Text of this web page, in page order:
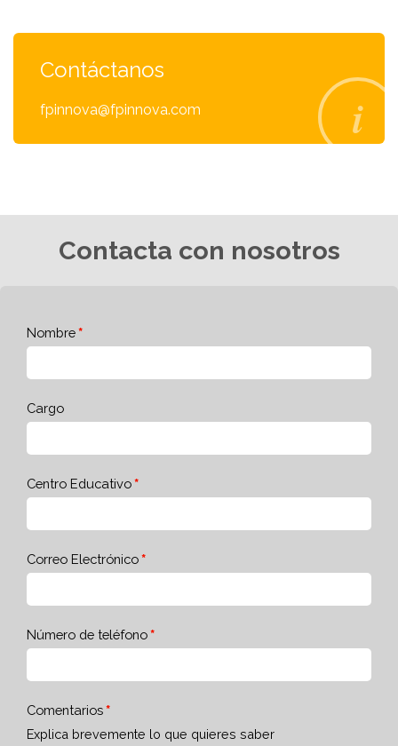
Contáctanos
fpinnova@fpinnova.com
Contacta con nosotros
Nombre
Cargo
Centro Educativo
Correo Electrónico
Número de teléfono
Comentarios
Explica brevemente lo que quieres saber